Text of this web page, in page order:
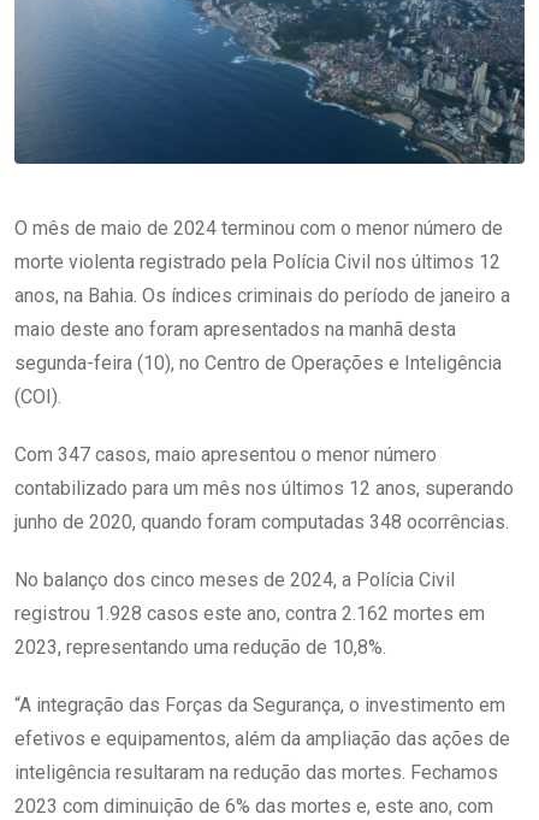
O mês de maio de 2024 terminou com o menor número de
morte violenta registrado pela Polícia Civil nos últimos 12
anos, na Bahia. Os índices criminais do período de janeiro a
maio deste ano foram apresentados na manhã desta
segunda-feira (10), no Centro de Operações e Inteligência
(COI).
Com 347 casos, maio apresentou o menor número
contabilizado para um mês nos últimos 12 anos, superando
junho de 2020, quando foram computadas 348 ocorrências.
No balanço dos cinco meses de 2024, a Polícia Civil
registrou 1.928 casos este ano, contra 2.162 mortes em
2023, representando uma redução de 10,8%.
“A integração das Forças da Segurança, o investimento em
efetivos e equipamentos, além da ampliação das ações de
inteligência resultaram na redução das mortes. Fechamos
2023 com diminuição de 6% das mortes e, este ano, com